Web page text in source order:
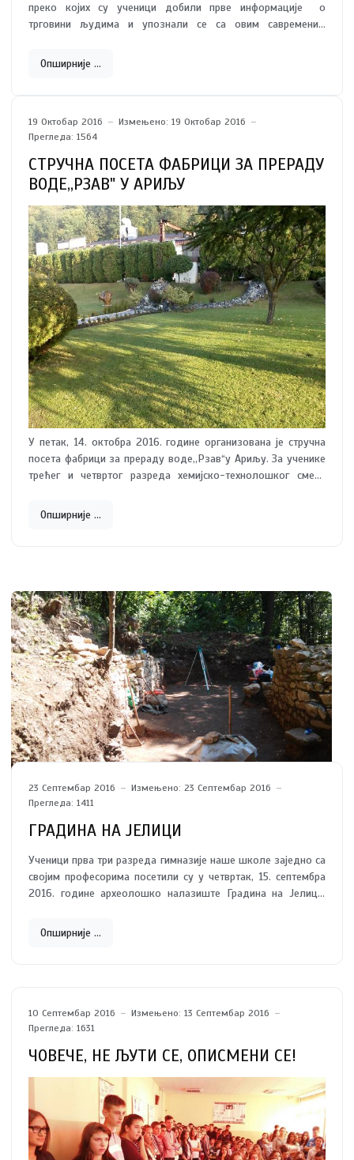
преко којих су ученици добили прве информације о
трговини људима и упознали се са овим савременим
Опширније …
19 Октобар 2016
Измењено: 19 Октобар 2016
Прегледа: 1564
СТРУЧНА ПОСЕТА ФАБРИЦИ ЗА ПРЕРАДУ
ВОДЕ,,РЗАВ" У АРИЉУ
У петак, 14. октобра 2016. године организована је стручна
посета фабрици за прераду воде,,Рзав“у Ариљу. За ученике
трећег и четвртог разреда хемијско-технолошког смера
знања и направи корелација из три стручна предмета:
неорганске хемијске технологије, аутоматске контроле
Опширније …
23 Септембар 2016
Измењено: 23 Септембар 2016
Прегледа: 1411
ГРАДИНА НА ЈЕЛИЦИ
Ученици прва три разреда гимназије наше школе заједно са
својим професорима посетили су у четвртак, 15. септембра
2016. године археолошко налазиште Градина на Јелици.
Градина и колики је значај овај град имао у периоду раног
средњег века.
Опширније …
10 Септембар 2016
Измењено: 13 Септембар 2016
Прегледа: 1631
ЧОВЕЧЕ, НЕ ЉУТИ СЕ, ОПИСМЕНИ СЕ!